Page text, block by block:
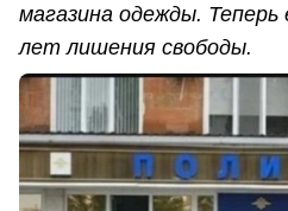
магазина одежды.
лет лишения свободы.